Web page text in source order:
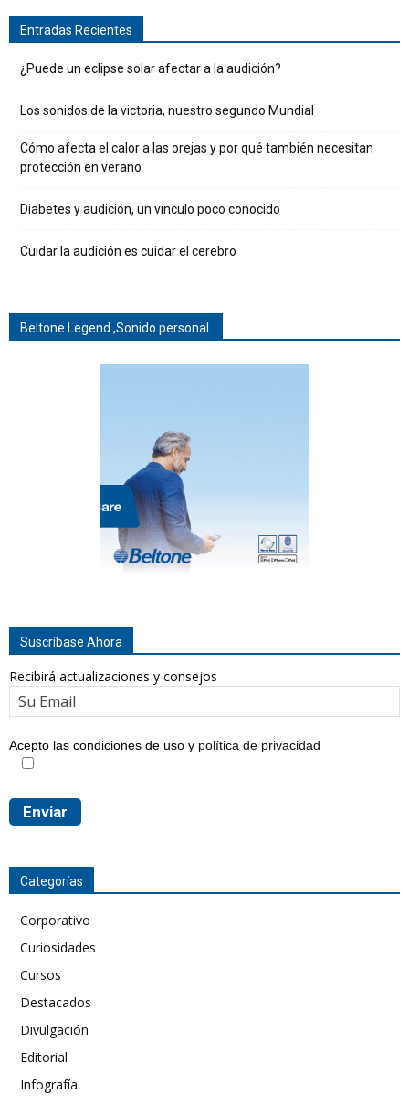
Entradas Recientes
¿Puede un eclipse solar afectar a la audición?
Los sonidos de la victoria, nuestro segundo Mundial
Cómo afecta el calor a las orejas y por qué también necesitan
protección en verano
Diabetes y audición, un vínculo poco conocido
Cuidar la audición es cuidar el cerebro
Beltone Legend ,Sonido personal.
Suscríbase Ahora
Recibirá actualizaciones y consejos
Acepto las condiciones de uso y política de privacidad
Categorías
Corporativo
Curiosidades
Cursos
Destacados
Divulgación
Editorial
Infografía